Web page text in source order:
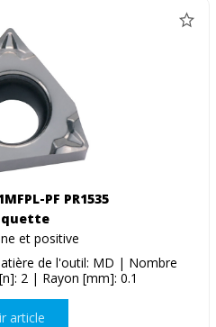
PF PR1535
et positive
de l'outil: MD | Nombre
2 | Rayon [mm]: 0.1
article